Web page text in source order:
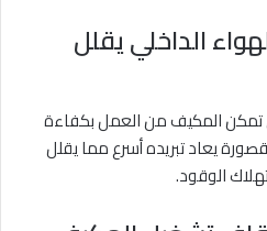
الداخلي يقلل
تمكن المكيف من العمل بكفاءة
يعاد تبريده أسرع مما يقلل
الوقود.